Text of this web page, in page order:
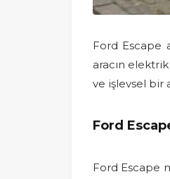
Ford Escape
aracın
ve işlevsel bir
Ford
Ford Escape